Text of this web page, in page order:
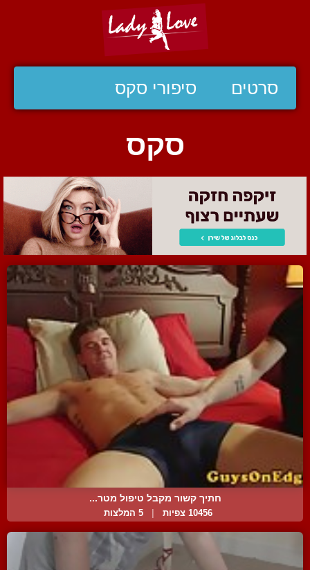
סרטים סיפורי סקס
סקס
חתיך קשור מקבל טיפול מטר...
10456 צפיות 5 המלצות